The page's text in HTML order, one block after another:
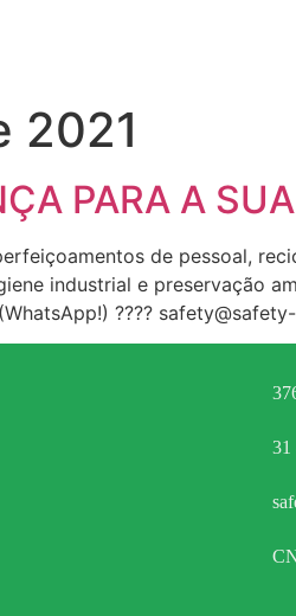
2021
PARA A
de pessoal,
industrial e preservação
????
31